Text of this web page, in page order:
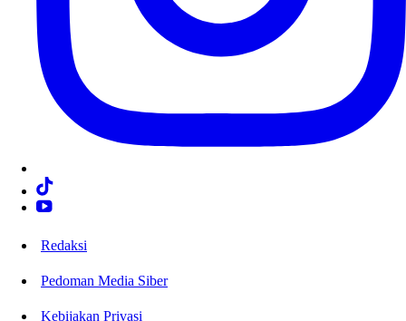
Redaksi
Pedoman Media Siber
Kebijakan Privasi